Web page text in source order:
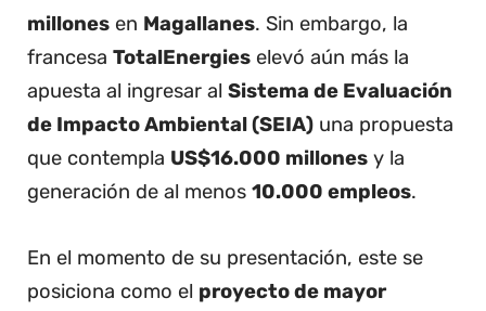
millones en Magallanes. Sin embargo, la
francesa TotalEnergies elevó aún más la
apuesta al ingresar al Sistema de Evaluación
de Impacto Ambiental (SEIA) una propuesta
que contempla US$16.000 millones y la
generación de al menos 10.000 empleos.
En el momento de su presentación, este se
posiciona como el proyecto de mayor